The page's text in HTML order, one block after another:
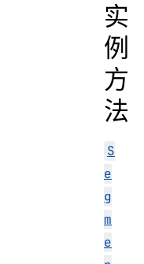
实
例
方
法
S
e
g
m
e